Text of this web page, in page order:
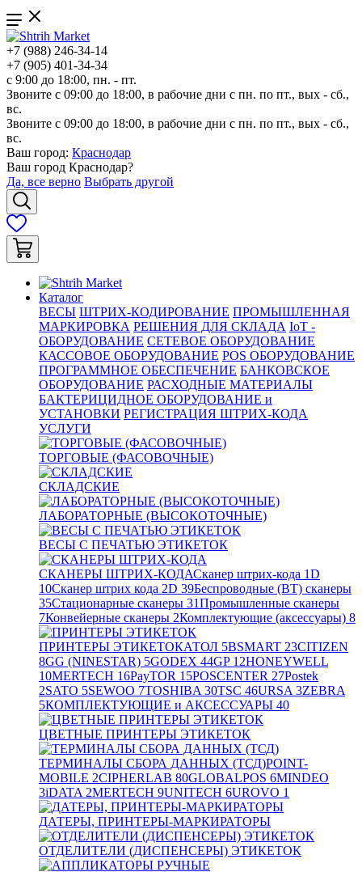
+7 (988) 246-34-14
+7 (905) 401-34-34
с 9:00 до 18:00, пн. - пт.
Звоните с 09:00 до 18:00, в рабочие дни с пн. по пт., вых - сб.,
вс.
Звоните с 09:00 до 18:00, в рабочие дни с пн. по пт., вых - сб.,
вс.
Ваш город: Краснодар
Ваш город Краснодар?
Да, все верно Выбрать другой
Каталог
ВЕСЫ ШТРИХ-КОДИРОВАНИЕ ПРОМЫШЛЕННАЯ
МАРКИРОВКА РЕШЕНИЯ ДЛЯ СКЛАДА IoT -
ОБОРУДОВАНИЕ СЕТЕВОЕ ОБОРУДОВАНИЕ
КАССОВОЕ ОБОРУДОВАНИЕ POS ОБОРУДОВАНИЕ
ПРОГРАММНОЕ ОБЕСПЕЧЕНИЕ БАНКОВСКОЕ
ОБОРУДОВАНИЕ РАСХОДНЫЕ МАТЕРИАЛЫ
БАКТЕРИЦИДНОЕ ОБОРУДОВАНИЕ и
УСТАНОВКИ РЕГИСТРАЦИЯ ШТРИХ-КОДА
УСЛУГИ
ТОРГОВЫЕ (ФАСОВОЧНЫЕ)
СКЛАДСКИЕ
ЛАБОРАТОРНЫЕ (ВЫСОКОТОЧНЫЕ)
ВЕСЫ С ПЕЧАТЬЮ ЭТИКЕТОК
СКАНЕРЫ ШТРИХ-КОДАСканер штрих-кода 1D
10Сканер штрих кода 2D 39Беспроводные (BT) сканеры
35Стационарные сканеры 31Промышленные сканеры
7Конвейерные сканеры 2Комплектующие (аксессуары) 8
ПРИНТЕРЫ ЭТИКЕТОКАТОЛ 5BSMART 23CITIZEN
8GG (NINESTAR) 5GODEX 44GP12HONEYWELL
10MERTECH 16PayTOR 15POSCENTER 27Postek
2SATO 5SEWOO 7TOSHIBA 30TSC 46URSA 3ZEBRA
5КОМПЛЕКТУЮЩИЕ и АКСЕССУАРЫ 40
ЦВЕТНЫЕ ПРИНТЕРЫ ЭТИКЕТОК
ТЕРМИНАЛЫ СБОРА ДАННЫХ (ТСД)POINT-
MOBILE 2CIPHERLAB 80GLOBALPOS 6MINDEO
3iDATA 2MERTECH 9UNITECH 6UROVO 1
ДАТЕРЫ, ПРИНТЕРЫ-МАРКИРАТОРЫ
ОТДЕЛИТЕЛИ (ДИСПЕНСЕРЫ) ЭТИКЕТОК